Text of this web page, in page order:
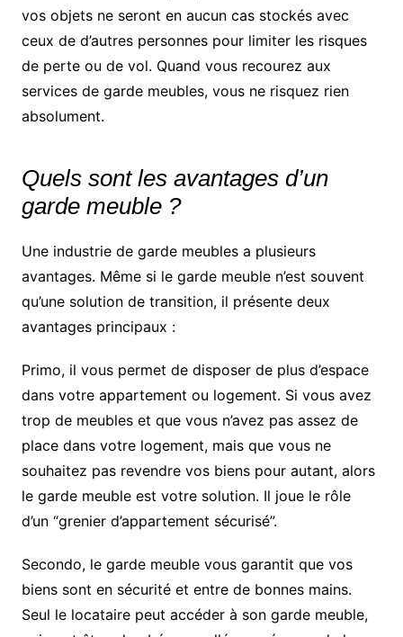
vos objets ne seront en aucun cas stockés avec
ceux de d’autres personnes pour limiter les risques
de perte ou de vol. Quand vous recourez aux
services de garde meubles, vous ne risquez rien
absolument.
Quels sont les avantages d’un
garde meuble ?
Une industrie de garde meubles a plusieurs
avantages. Même si le garde meuble n’est souvent
qu’une solution de transition, il présente deux
avantages principaux :
Primo, il vous permet de disposer de plus d’espace
dans votre appartement ou logement. Si vous avez
trop de meubles et que vous n’avez pas assez de
place dans votre logement, mais que vous ne
souhaitez pas revendre vos biens pour autant, alors
le garde meuble est votre solution. Il joue le rôle
d’un “grenier d’appartement sécurisé”.
Secondo, le garde meuble vous garantit que vos
biens sont en sécurité et entre de bonnes mains.
Seul le locataire peut accéder à son garde meuble,